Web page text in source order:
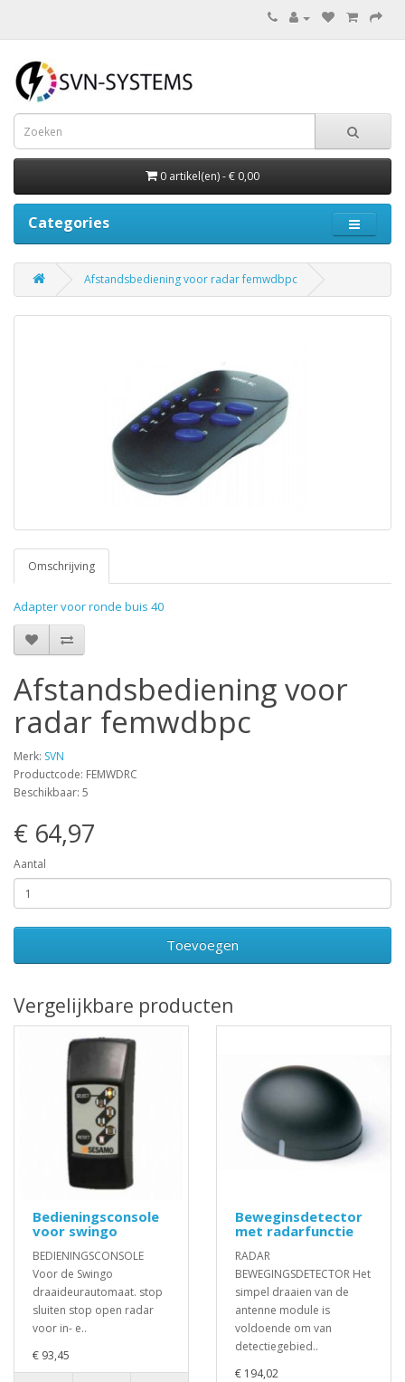
0 artikel(en) - € 0,00
Categories
Afstandsbediening voor radar femwdbpc
Omschrijving
Adapter voor ronde buis 40
Afstandsbediening voor
radar femwdbpc
Merk: SVN
Productcode: FEMWDRC
Beschikbaar: 5
€ 64,97
Aantal
Toevoegen
Vergelijkbare producten
Bedieningsconsole
voor swingo
BEDIENINGSCONSOLE
Voor de Swingo
draaideurautomaat. stop
sluiten stop open radar
voor in- e..
€ 93,45
Beweginsdetector
met radarfunctie
RADAR
BEWEGINGSDETECTOR Het
simpel draaien van de
antenne module is
voldoende om van
detectiegebied..
€ 194,02